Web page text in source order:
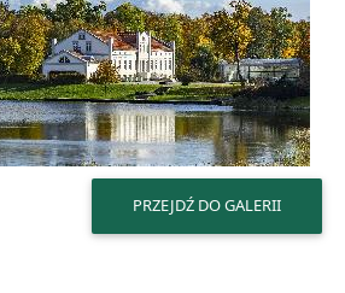
PRZEJDŹ DO GALERII